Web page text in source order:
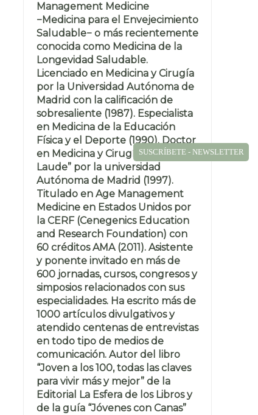
Management Medicine
−Medicina para el Envejecimiento
Saludable− o más recientemente
conocida como Medicina de la
Longevidad Saludable.
Licenciado en Medicina y Cirugía
por la Universidad Autónoma de
Madrid con la calificación de
sobresaliente (1987). Especialista
en Medicina de la Educación
Física y el Deporte (1990). Doctor
en Medicina y Cirugía “Cum
Laude” por la universidad
Autónoma de Madrid (1997).
Titulado en Age Management
Medicine en Estados Unidos por
la CERF (Cenegenics Education
and Research Foundation) con
60 créditos AMA (2011). Asistente
y ponente invitado en más de
600 jornadas, cursos, congresos y
simposios relacionados con sus
especialidades. Ha escrito más de
1000 artículos divulgativos y
atendido centenas de entrevistas
en todo tipo de medios de
comunicación. Autor del libro
“Joven a los 100, todas las claves
para vivir más y mejor” de la
Editorial La Esfera de los Libros y
de la guía “Jóvenes con Canas”
SUSCRÍBETE - NEWSLETTER